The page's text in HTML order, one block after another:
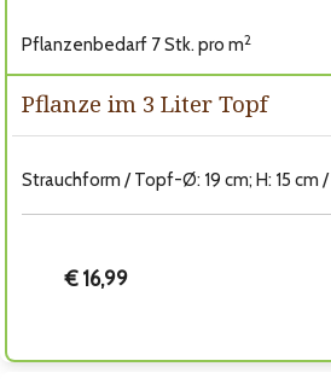
Pflanzenbedarf 7 Stk. pro m2
Pflanze im 3 Liter Topf
Strauchform / Topf-Ø: 19 cm; H: 15 cm /
€ 16,99